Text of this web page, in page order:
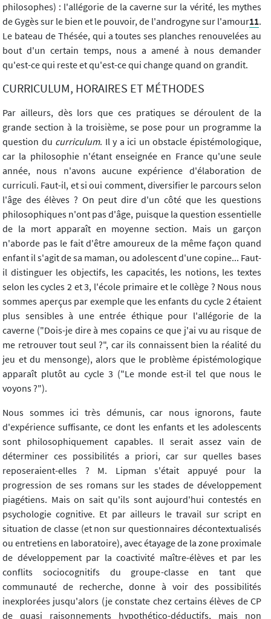
philosophes) : l'allégorie de la caverne sur la vérité, les mythes
de Gygès sur le bien et le pouvoir, de l'androgyne sur l'amour11.
Le bateau de Thésée, qui a toutes ses planches renouvelées au
bout d'un certain temps, nous a amené à nous demander
qu'est-ce qui reste et qu'est-ce qui change quand on grandit.
CURRICULUM, HORAIRES ET MÉTHODES
Par ailleurs, dès lors que ces pratiques se déroulent de la
grande section à la troisième, se pose pour un programme la
question du curriculum. Il y a ici un obstacle épistémologique,
car la philosophie n'étant enseignée en France qu'une seule
année, nous n'avons aucune expérience d'élaboration de
curriculi. Faut-il, et si oui comment, diversifier le parcours selon
l'âge des élèves ? On peut dire d'un côté que les questions
philosophiques n'ont pas d'âge, puisque la question essentielle
de la mort apparaît en moyenne section. Mais un garçon
n'aborde pas le fait d'être amoureux de la même façon quand
enfant il s'agit de sa maman, ou adolescent d'une copine... Faut-
il distinguer les objectifs, les capacités, les notions, les textes
selon les cycles 2 et 3, l'école primaire et le collège ? Nous nous
sommes aperçus par exemple que les enfants du cycle 2 étaient
plus sensibles à une entrée éthique pour l'allégorie de la
caverne ("Dois-je dire à mes copains ce que j'ai vu au risque de
me retrouver tout seul ?", car ils connaissent bien la réalité du
jeu et du mensonge), alors que le problème épistémologique
apparaît plutôt au cycle 3 ("Le monde est-il tel que nous le
voyons ?").
Nous sommes ici très démunis, car nous ignorons, faute
d'expérience suffisante, ce dont les enfants et les adolescents
sont philosophiquement capables. Il serait assez vain de
déterminer ces possibilités a priori, car sur quelles bases
reposeraient-elles ? M. Lipman s'était appuyé pour la
progression de ses romans sur les stades de développement
piagétiens. Mais on sait qu'ils sont aujourd'hui contestés en
psychologie cognitive. Et par ailleurs le travail sur script en
situation de classe (et non sur questionnaires décontextualisés
ou entretiens en laboratoire), avec étayage de la zone proximale
de développement par la coactivité maître-élèves et par les
conflits sociocognitifs du groupe-classe en tant que
communauté de recherche, donne à voir des possibilités
inexplorées jusqu'alors (je constate chez certains élèves de CP
de quasi raisonnements hypothético-déductifs, mais non